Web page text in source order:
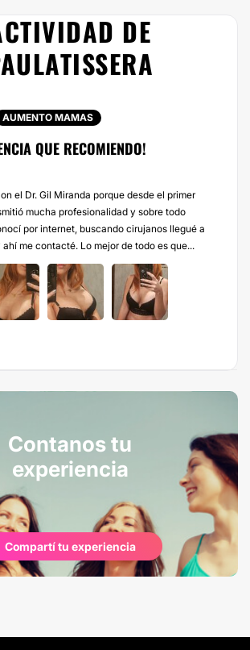
DE
AUMENTO MAMAS
QUE RECOMIENDO!
el Dr. Gil Miranda porque desde el primer
mucha profesionalidad y sobre todo
por internet, buscando cirujanos llegué a
me contacté. Lo mejor de todo es que...
Contanos tu
experiencia
Compartí tu experiencia